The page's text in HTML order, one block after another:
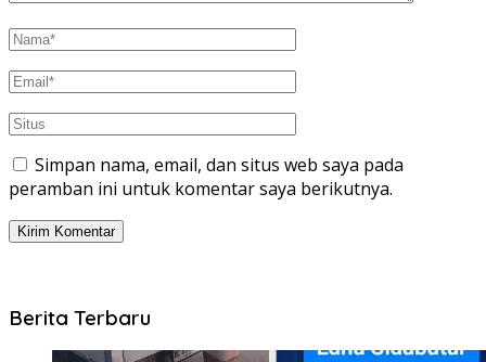
Simpan nama, email, dan situs web saya pada
peramban ini untuk komentar saya berikutnya.
Berita Terbaru